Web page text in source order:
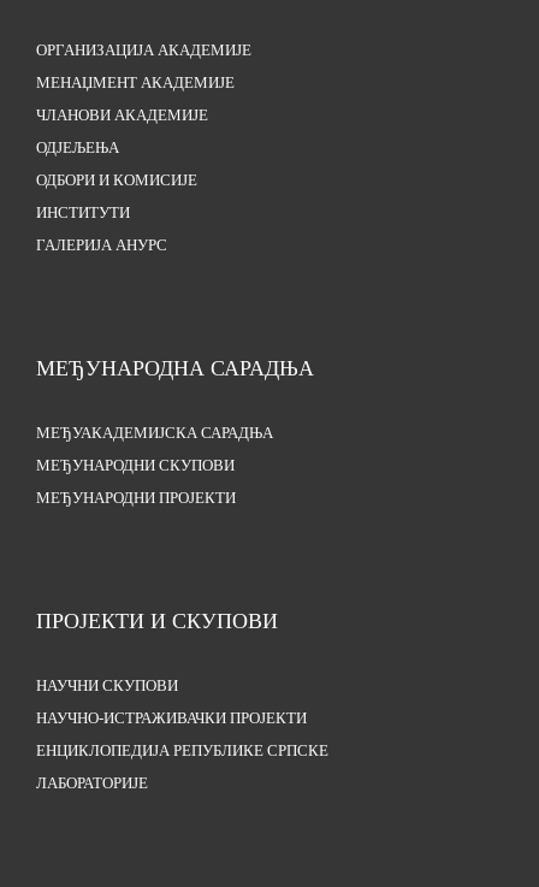
ОРГАНИЗАЦИЈА АКАДЕМИЈЕ
МЕНАЏМЕНТ АКАДЕМИЈЕ
ЧЛАНОВИ АКАДЕМИЈЕ
ОДЈЕЉЕЊА
ОДБОРИ И КОМИСИЈЕ
ИНСТИТУТИ
ГАЛЕРИЈА АНУРС
МЕЂУНАРОДНА САРАДЊА
МЕЂУАКАДЕМИЈСКА САРАДЊА
МЕЂУНАРОДНИ СКУПОВИ
МЕЂУНАРОДНИ ПРОЈЕКТИ
ПРОЈЕКТИ И СКУПОВИ
НАУЧНИ СКУПОВИ
НАУЧНО-ИСТРАЖИВАЧКИ ПРОЈЕКТИ
ЕНЦИКЛОПЕДИЈА РЕПУБЛИКЕ СРПСКЕ
ЛАБОРАТОРИЈЕ